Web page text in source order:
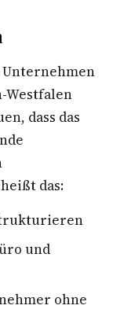
Westfalen
dass das
das:
und
ohne